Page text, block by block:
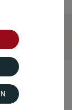
Glück